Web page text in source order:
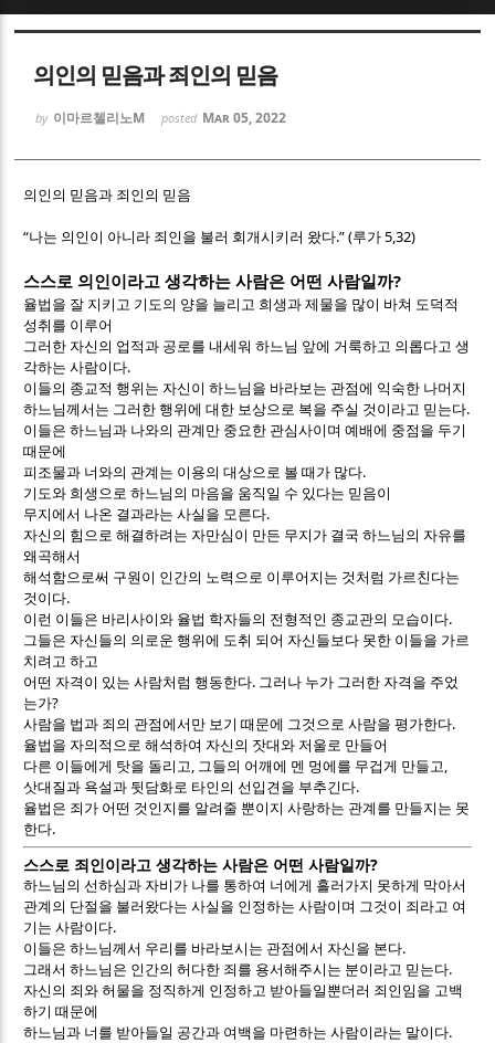
의인의 믿음과 죄인의 믿음
by 이마르첼리노M posted Mar 05, 2022
의인의 믿음과 죄인의 믿음
“나는 의인이 아니라 죄인을 불러 회개시키러 왔다.” (루가5,32)
스스로 의인이라고 생각하는 사람은 어떤 사람일까?
율법을 잘 지키고 기도의 양을 늘리고 희생과 제물을 많이 바쳐 도덕적
성취를 이루어
그러한 자신의 업적과 공로를 내세워 하느님 앞에 거룩하고 의롭다고 생
각하는 사람이다.
이들의 종교적 행위는 자신이 하느님을 바라보는 관점에 익숙한 나머지
하느님께서는 그러한 행위에 대한 보상으로 복을 주실 것이라고 믿는다.
이들은 하느님과 나와의 관계만 중요한 관심사이며 예배에 중점을 두기
때문에
피조물과 너와의 관계는 이용의 대상으로 볼 때가 많다.
기도와 희생으로 하느님의 마음을 움직일 수 있다는 믿음이
무지에서 나온 결과라는 사실을 모른다.
자신의 힘으로 해결하려는 자만심이 만든 무지가 결국 하느님의 자유를
왜곡해서
해석함으로써 구원이 인간의 노력으로 이루어지는 것처럼 가르친다는
것이다.
이런 이들은 바리사이와 율법 학자들의 전형적인 종교관의 모습이다.
그들은 자신들의 의로운 행위에 도취 되어 자신들보다 못한 이들을 가르
치려고 하고
어떤 자격이 있는 사람처럼 행동한다. 그러나 누가 그러한 자격을 주었
는가?
사람을 법과 죄의 관점에서만 보기 때문에 그것으로 사람을 평가한다.
율법을 자의적으로 해석하여 자신의 잣대와 저울로 만들어
다른 이들에게 탓을 돌리고 , 그들의 어깨에 멘 멍에를 무겁게 만들고 ,
삿대질과 욕설과 뒷담화로 타인의 선입견을 부추긴다.
율법은 죄가 어떤 것인지를 알려줄 뿐이지 사랑하는 관계를 만들지는 못
한다.
스스로 죄인이라고 생각하는 사람은 어떤 사람일까?
하느님의 선하심과 자비가 나를 통하여 너에게 흘러가지 못하게 막아서
관계의 단절을 불러왔다는 사실을 인정하는 사람이며 그것이 죄라고 여
기는 사람이다.
이들은 하느님께서 우리를 바라보시는 관점에서 자신을 본다.
그래서 하느님은 인간의 허다한 죄를 용서해주시는 분이라고 믿는다.
자신의 죄와 허물을 정직하게 인정하고 받아들일뿐더러 죄인임을 고백
하기 때문에
하느님과 너를 받아들일 공간과 여백을 마련하는 사람이라는 말이다.
Sketchbook5, 스케치북5
Sketchbook5, 스케치북5
Sketchbook5, 스케치북5
Sketchbook5, 스케치북5